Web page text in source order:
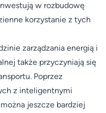
w rozbudowę
korzystanie z tych
zarządzania energią i
także przyczyniają się
Poprzez
z inteligentnymi
jeszcze bardziej